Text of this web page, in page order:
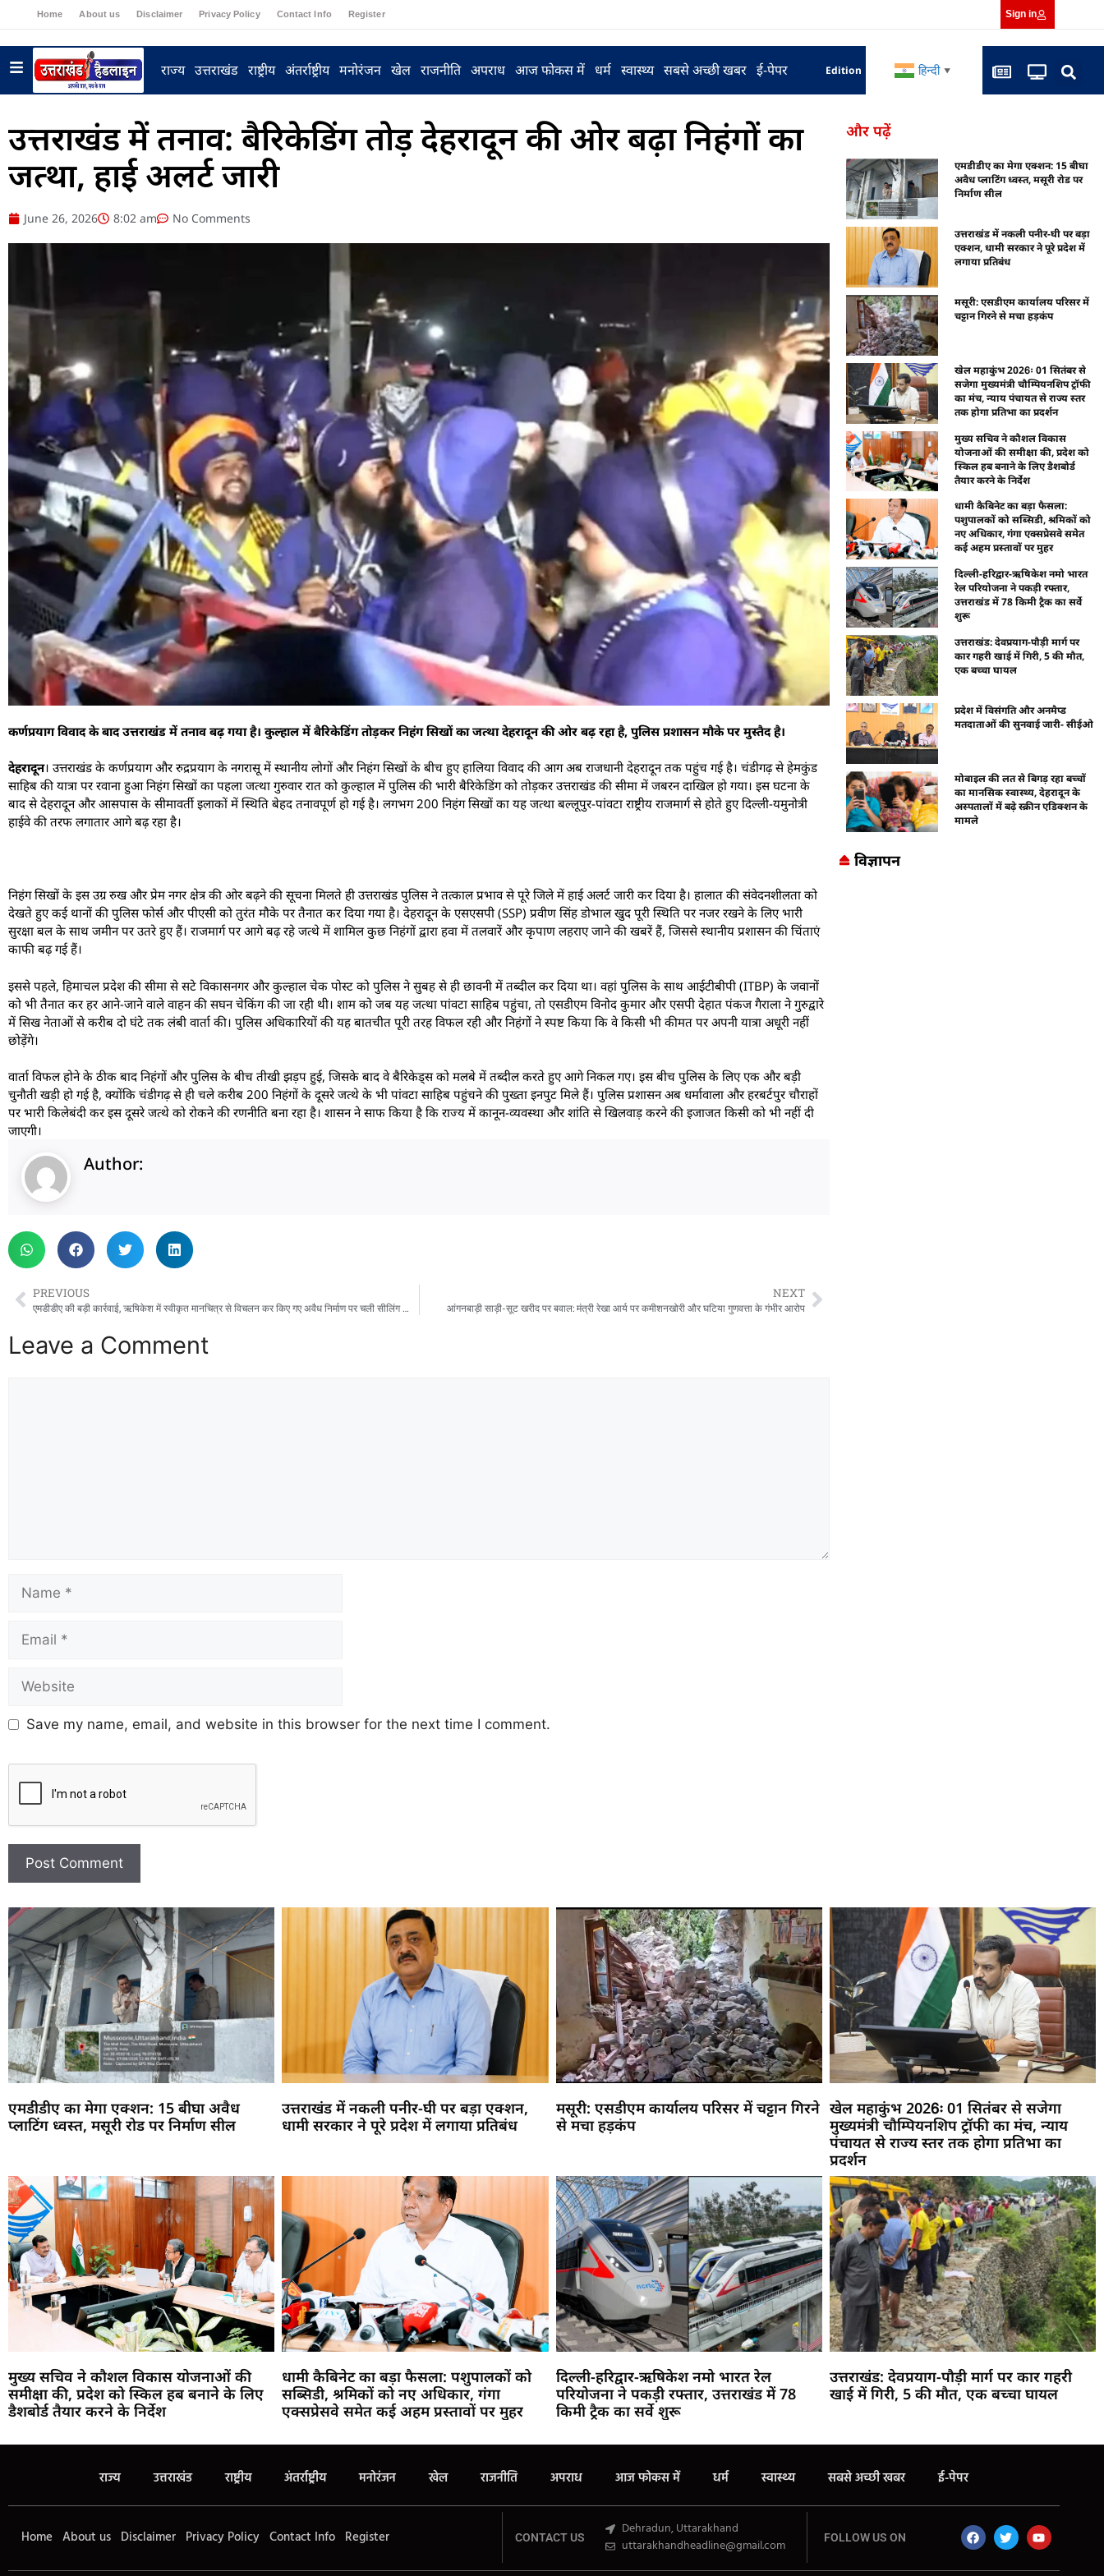
Home About us Disclaimer Privacy Policy Contact Info Register Sign in
राज्य उत्तराखंड राष्ट्रीय अंतर्राष्ट्रीय मनोरंजन खेल राजनीति अपराध आज फोकस में धर्म स्वास्थ्य सबसे अच्छी खबर ई-पेपर Edition हिन्दी ▼
उत्तराखंड में तनाव: बैरिकेडिंग तोड़ देहरादून की ओर बढ़ा निहंगों का
जत्था, हाई अलर्ट जारी
June 26, 2026 8:02 am No Comments
कर्णप्रयाग विवाद के बाद उत्तराखंड में तनाव बढ़ गया है। कुल्हाल में बैरिकेडिंग तोड़कर निहंग सिखों का जत्था देहरादून की ओर बढ़ रहा है, पुलिस प्रशासन मौके पर मुस्तैद है।
देहरादून। उत्तराखंड के कर्णप्रयाग और रुद्रप्रयाग के नगरासू में स्थानीय लोगों और निहंग सिखों के बीच हुए हालिया विवाद की आग अब राजधानी देहरादून तक पहुंच गई है। चंडीगढ़ से हेमकुंड
साहिब की यात्रा पर रवाना हुआ निहंग सिखों का पहला जत्था गुरुवार रात को कुल्हाल में पुलिस की भारी बैरिकेडिंग को तोड़कर उत्तराखंड की सीमा में जबरन दाखिल हो गया। इस घटना के
बाद से देहरादून और आसपास के सीमावर्ती इलाकों में स्थिति बेहद तनावपूर्ण हो गई है। लगभग 200 निहंग सिखों का यह जत्था बल्लूपुर-पांवटा राष्ट्रीय राजमार्ग से होते हुए दिल्ली-यमुनोत्री
हाईवे की तरफ लगातार आगे बढ़ रहा है।
निहंग सिखों के इस उग्र रुख और प्रेम नगर क्षेत्र की ओर बढ़ने की सूचना मिलते ही उत्तराखंड पुलिस ने तत्काल प्रभाव से पूरे जिले में हाई अलर्ट जारी कर दिया है। हालात की संवेदनशीलता को
देखते हुए कई थानों की पुलिस फोर्स और पीएसी को तुरंत मौके पर तैनात कर दिया गया है। देहरादून के एसएसपी (SSP) प्रवीण सिंह डोभाल खुद पूरी स्थिति पर नजर रखने के लिए भारी
सुरक्षा बल के साथ जमीन पर उतरे हुए हैं। राजमार्ग पर आगे बढ़ रहे जत्थे में शामिल कुछ निहंगों द्वारा हवा में तलवारें और कृपाण लहराए जाने की खबरें हैं, जिससे स्थानीय प्रशासन की चिंताएं
काफी बढ़ गई हैं।
इससे पहले, हिमाचल प्रदेश की सीमा से सटे विकासनगर और कुल्हाल चेक पोस्ट को पुलिस ने सुबह से ही छावनी में तब्दील कर दिया था। वहां पुलिस के साथ आईटीबीपी (ITBP) के जवानों
को भी तैनात कर हर आने-जाने वाले वाहन की सघन चेकिंग की जा रही थी। शाम को जब यह जत्था पांवटा साहिब पहुंचा, तो एसडीएम विनोद कुमार और एसपी देहात पंकज गैराला ने गुरुद्वारे
में सिख नेताओं से करीब दो घंटे तक लंबी वार्ता की। पुलिस अधिकारियों की यह बातचीत पूरी तरह विफल रही और निहंगों ने स्पष्ट किया कि वे किसी भी कीमत पर अपनी यात्रा अधूरी नहीं
छोड़ेंगे।
वार्ता विफल होने के ठीक बाद निहंगों और पुलिस के बीच तीखी झड़प हुई, जिसके बाद वे बैरिकेड्स को मलबे में तब्दील करते हुए आगे निकल गए। इस बीच पुलिस के लिए एक और बड़ी
चुनौती खड़ी हो गई है, क्योंकि चंडीगढ़ से ही चले करीब 200 निहंगों के दूसरे जत्थे के भी पांवटा साहिब पहुंचने की पुख्ता इनपुट मिले हैं। पुलिस प्रशासन अब धर्मावाला और हरबर्टपुर चौराहों
पर भारी किलेबंदी कर इस दूसरे जत्थे को रोकने की रणनीति बना रहा है। शासन ने साफ किया है कि राज्य में कानून-व्यवस्था और शांति से खिलवाड़ करने की इजाजत किसी को भी नहीं दी
जाएगी।
Author:
PREVIOUS
एमडीडीए की बड़ी कार्रवाई, ऋषिकेश में स्वीकृत मानचित्र से विचलन कर किए गए अवैध निर्माण पर चली सीलिंग की कार्रवाई
NEXT
आंगनबाड़ी साड़ी-सूट खरीद पर बवाल: मंत्री रेखा आर्य पर कमीशनखोरी और घटिया गुणवत्ता के गंभीर आरोप
Leave a Comment
Save my name, email, and website in this browser for the next time I comment.
और पढ़ें
एमडीडीए का मेगा एक्शन: 15 बीघा
अवैध प्लाटिंग ध्वस्त, मसूरी रोड पर
निर्माण सील
उत्तराखंड में नकली पनीर-घी पर बड़ा
एक्शन, धामी सरकार ने पूरे प्रदेश में
लगाया प्रतिबंध
मसूरी: एसडीएम कार्यालय परिसर में
चट्टान गिरने से मचा हड़कंप
खेल महाकुंभ 2026ः 01 सितंबर से
सजेगा मुख्यमंत्री चौम्पियनशिप ट्रॉफी
का मंच, न्याय पंचायत से राज्य स्तर
तक होगा प्रतिभा का प्रदर्शन
मुख्य सचिव ने कौशल विकास
योजनाओं की समीक्षा की, प्रदेश को
स्किल हब बनाने के लिए डैशबोर्ड
तैयार करने के निर्देश
धामी कैबिनेट का बड़ा फैसला:
पशुपालकों को सब्सिडी, श्रमिकों को
नए अधिकार, गंगा एक्सप्रेसवे समेत
कई अहम प्रस्तावों पर मुहर
दिल्ली-हरिद्वार-ऋषिकेश नमो भारत
रेल परियोजना ने पकड़ी रफ्तार,
उत्तराखंड में 78 किमी ट्रैक का सर्वे
शुरू
उत्तराखंड: देवप्रयाग-पौड़ी मार्ग पर
कार गहरी खाई में गिरी, 5 की मौत,
एक बच्चा घायल
प्रदेश में विसंगति और अनमैप्ड
मतदाताओं की सुनवाई जारी- सीईओ
मोबाइल की लत से बिगड़ रहा बच्चों
का मानसिक स्वास्थ्य, देहरादून के
अस्पतालों में बढ़े स्क्रीन एडिक्शन के
मामले
विज्ञापन
एमडीडीए का मेगा एक्शन: 15 बीघा अवैध
प्लाटिंग ध्वस्त, मसूरी रोड पर निर्माण सील
उत्तराखंड में नकली पनीर-घी पर बड़ा एक्शन,
धामी सरकार ने पूरे प्रदेश में लगाया प्रतिबंध
मसूरी: एसडीएम कार्यालय परिसर में चट्टान गिरने
से मचा हड़कंप
खेल महाकुंभ 2026ः 01 सितंबर से सजेगा
मुख्यमंत्री चौम्पियनशिप ट्रॉफी का मंच, न्याय
पंचायत से राज्य स्तर तक होगा प्रतिभा का
प्रदर्शन
मुख्य सचिव ने कौशल विकास योजनाओं की
समीक्षा की, प्रदेश को स्किल हब बनाने के लिए
डैशबोर्ड तैयार करने के निर्देश
धामी कैबिनेट का बड़ा फैसला: पशुपालकों को
सब्सिडी, श्रमिकों को नए अधिकार, गंगा
एक्सप्रेसवे समेत कई अहम प्रस्तावों पर मुहर
दिल्ली-हरिद्वार-ऋषिकेश नमो भारत रेल
परियोजना ने पकड़ी रफ्तार, उत्तराखंड में 78
किमी ट्रैक का सर्वे शुरू
उत्तराखंड: देवप्रयाग-पौड़ी मार्ग पर कार गहरी
खाई में गिरी, 5 की मौत, एक बच्चा घायल
राज्य उत्तराखंड राष्ट्रीय अंतर्राष्ट्रीय मनोरंजन खेल राजनीति अपराध आज फोकस में धर्म स्वास्थ्य सबसे अच्छी खबर ई-पेपर
Home About us Disclaimer Privacy Policy Contact Info Register CONTACT US
Dehradun, Uttarakhand
uttarakhandheadline@gmail.com
FOLLOW US ON